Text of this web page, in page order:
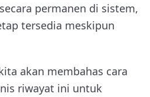
permanen di sistem,
tersedia meskipun
akan membahas cara
riwayat ini untuk